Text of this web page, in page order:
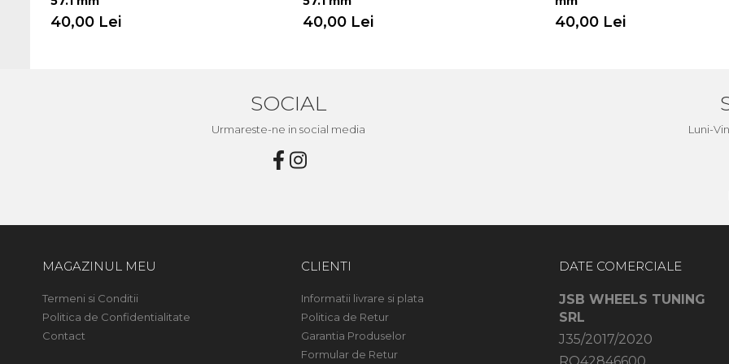
40,00 Lei 40,00 Lei 40,00 Lei
SOCIAL
Urmareste-ne in social media Luni-
MAGAZINUL MEU
Termeni si Conditii
Politica de Confidentialitate
Contact
CLIENTI
Informatii livrare si plata
Politica de Retur
Garantia Produselor
Formular de Retur
DATE COMERCIALE
JSB WHEELS TUNING
SRL
J35/2017/2020
RO42846600